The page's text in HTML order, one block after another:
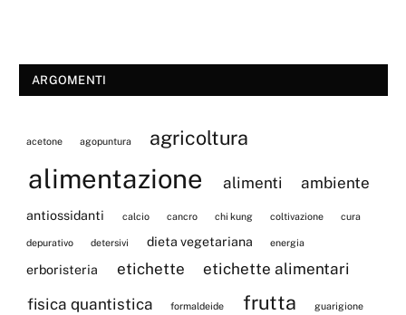
ARGOMENTI
acetone agopuntura agricoltura
alimentazione alimenti ambiente
antiossidanti calcio cancro chi kung coltivazione cura
depurativo detersivi dieta vegetariana energia
erboristeria etichette
etichette alimentari
fisica quantistica
formaldeide frutta guarigione